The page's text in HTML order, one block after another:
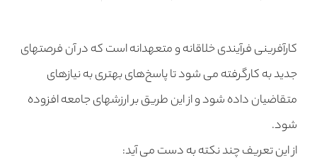
کارآفرینی فرآیندی خلاقانه و متعهدانه است که در آن فرصتهای
جدید به کارگرفته می شود تا پاسخ‌های بهتری به نیازهای
متقاضیان داده شود و از این طریق بر ارزشهای جامعه افزوده
شود.
از این تعریف چند نکته به دست می آید: